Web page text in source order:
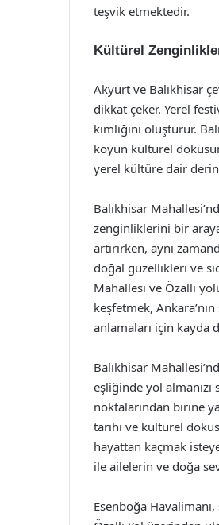
teşvik etmektedir.
Kültürel
Akyurt ve Balıkhisar
dikkat çeker. Yerel
kimliğini oluşturur.
köyün kültürel
yerel kültüre dair
Balıkhisar
zenginliklerini bir
artırırken, aynı
doğal güzellikleri ve
Mahallesi ve Özallı
keşfetmek,
anlamaları için kayda
Balıkhisar
eşliğinde yol almanızı
noktalarından birine
tarihi ve kültürel
hayattan kaçmak
ile ailelerin ve doğa
Esenboğa